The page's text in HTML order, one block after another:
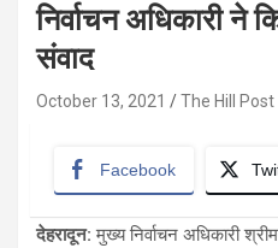
निर्वाचन अधिकारी ने
संवाद
October 13, 2021 The Hill Post
Facebook
देहरादून: मुख्य निर्वाचन अधिकारी